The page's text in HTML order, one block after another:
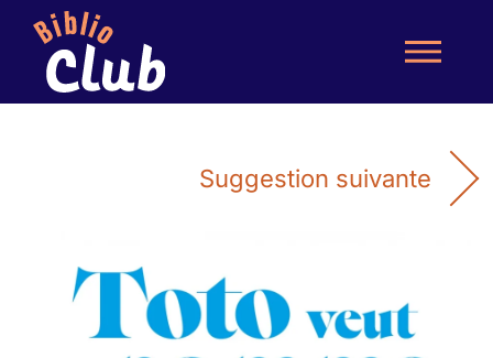
Suggestion suivante